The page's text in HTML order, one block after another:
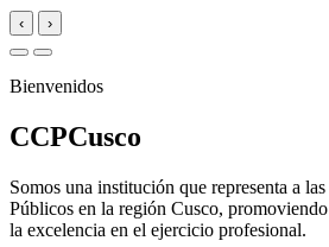
‹ ›
Bienvenidos
CCPCusco
Somos una institución que representa a
Públicos en la región Cusco,
la excelencia en el ejercicio profesional.